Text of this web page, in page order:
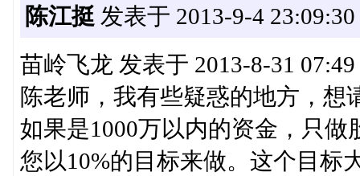
陈江挺 发表于 2013-9-4 23:09:30
苗岭飞龙 发表于 2013-8-31 07:49
陈老师，我有些疑惑的地方，想
如果是1000万以内的资金，只做
您以10%的目标来做。这个目标